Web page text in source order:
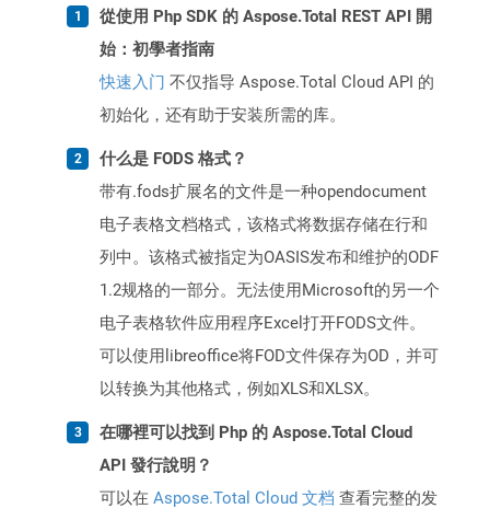
從使用 Php SDK 的 Aspose.Total REST API 開
始：初學者指南
快速入门 不仅指导 Aspose.Total Cloud API 的
初始化，还有助于安装所需的库。
什么是 FODS 格式？
带有.fods扩展名的文件是一种opendocument
电子表格文档格式，该格式将数据存储在行和
列中。该格式被指定为OASIS发布和维护的ODF
1.2规格的一部分。无法使用Microsoft的另一个
电子表格软件应用程序Excel打开FODS文件。
可以使用libreoffice将FOD文件保存为OD，并可
以转换为其他格式，例如XLS和XLSX。
在哪裡可以找到 Php 的 Aspose.Total Cloud
API 發行說明？
可以在 Aspose.Total Cloud 文档 查看完整的发